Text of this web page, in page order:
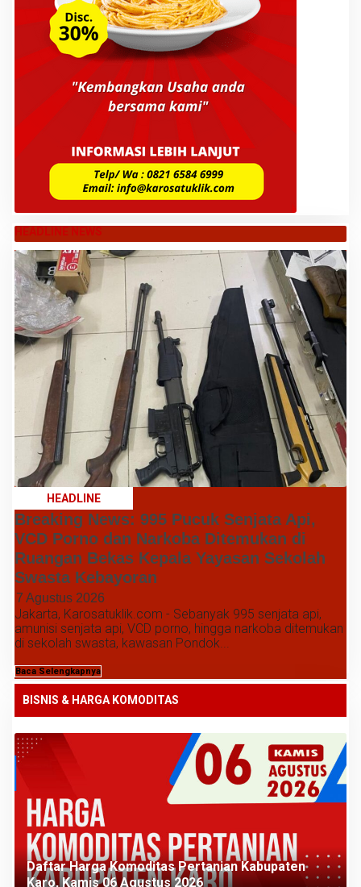
HEADLINE NEWS
HEADLINE
Breaking News: 995 Pucuk Senjata Api,
VCD Porno dan Narkoba Ditemukan di
Ruangan Bekas Kepala Yayasan Sekolah
Swasta Kebayoran
7 Agustus 2026
Jakarta, Karosatuklik.com - Sebanyak 995 senjata api,
amunisi senjata api, VCD porno, hingga narkoba ditemukan
di sekolah swasta, kawasan Pondok...
Baca Selengkapnya
BISNIS & HARGA KOMODITAS
Daftar Harga Komoditas Pertanian Kabupaten
Karo, Kamis 06 Agustus 2026